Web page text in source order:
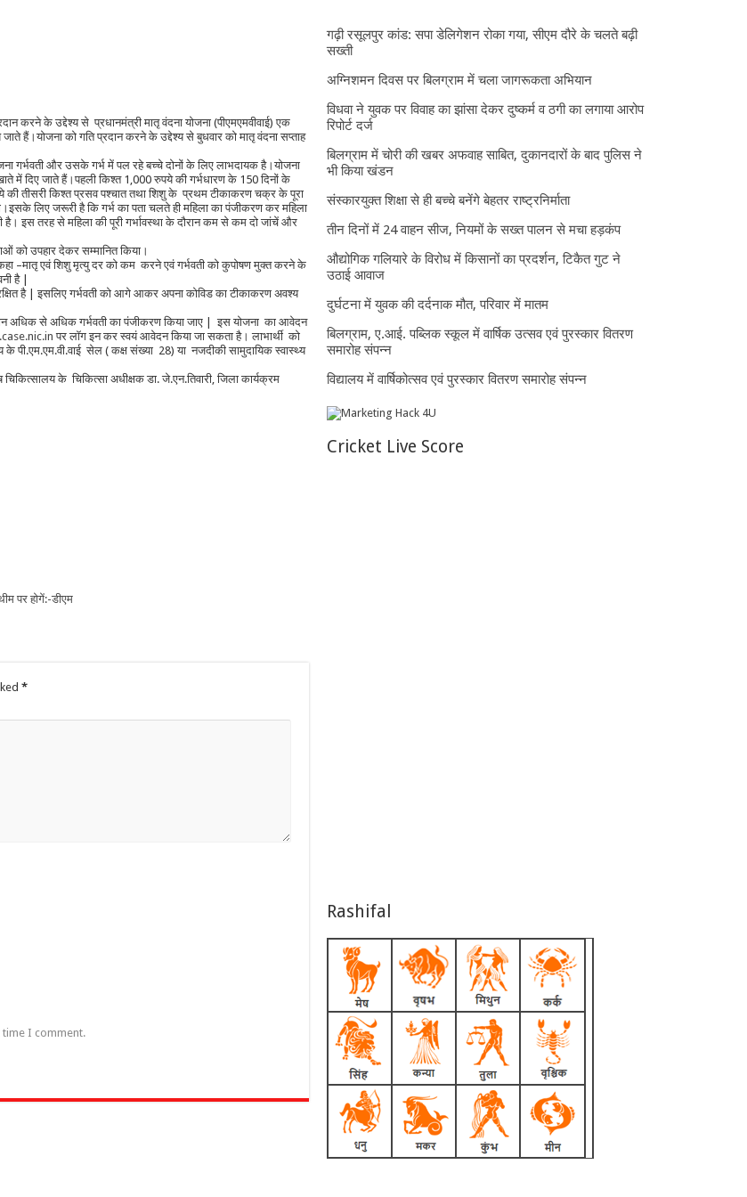
करने के उद्देश्य से प्रधानमंत्री मातृ वंदना योजना (पीएमएमवीवाई) एक
हैं।योजना को गति प्रदान करने के उद्देश्य से बुधवार को मातृ वंदना सप्ताह
गर्भवती और उसके गर्भ में पल रहे बच्चे दोनों के लिए लाभदायक है।योजना
में दिए जाते हैं।पहली किश्त 1,000 रुपये की गर्भधारण के 150 दिनों के
तीसरी किश्त प्रसव पश्चात तथा शिशु के प्रथम टीकाकरण चक्र के पूरा
लिए जरूरी है कि गर्भ का पता चलते ही महिला का पंजीकरण कर महिला
इस तरह से महिला की पूरी गर्भावस्था के दौरान कम से कम दो जांचें और
को उपहार देकर सम्मानित किया।
–मातृ एवं शिशु मृत्यु दर को कम करने एवं गर्भवती को कुपोषण मुक्त करने के
है |
है | इसलिए गर्भवती को आगे आकर अपना कोविड का टीकाकरण अवश्य
अधिक से अधिक गर्भवती का पंजीकरण किया जाए | इस योजना का आवेदन
पर लॉग इन कर स्वयं आवेदन किया जा सकता है। लाभार्थी को
पी.एम.एम.वी.वाई सेल ( कक्ष संख्या 28) या नजदीकी सामुदायिक स्वास्थ्य
के चिकित्सा अधीक्षक डा. जे.एन.तिवारी, जिला कार्यक्रम
पर होगें:-डीएम
*
time I comment.
गढ़ी रसूलपुर कांड: सपा डेलिगेशन रोका गया, सीएम दौरे के चलते बढ़ी
सख्ती
अग्निशमन दिवस पर बिलग्राम में चला जागरूकता अभियान
विधवा ने युवक पर विवाह का झांसा देकर दुष्कर्म व ठगी का लगाया आरोप
रिपोर्ट दर्ज
बिलग्राम में चोरी की खबर अफवाह साबित, दुकानदारों के बाद पुलिस ने
भी किया खंडन
संस्कारयुक्त शिक्षा से ही बच्चे बनेंगे बेहतर राष्ट्रनिर्माता
तीन दिनों में 24 वाहन सीज, नियमों के सख्त पालन से मचा हड़कंप
औद्योगिक गलियारे के विरोध में किसानों का प्रदर्शन, टिकैत गुट ने
उठाई आवाज
दुर्घटना में युवक की दर्दनाक मौत, परिवार में मातम
बिलग्राम, ए.आई. पब्लिक स्कूल में वार्षिक उत्सव एवं पुरस्कार वितरण
समारोह संपन्न
विद्यालय में वार्षिकोत्सव एवं पुरस्कार वितरण समारोह संपन्न
Cricket Live Score
Rashifal